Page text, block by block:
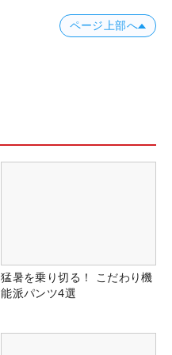
ページ上部へ
猛暑を乗り切る！ こだわり機
能派パンツ4選